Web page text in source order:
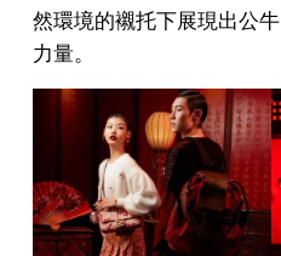
然環境的襯托下展現出公
力量。